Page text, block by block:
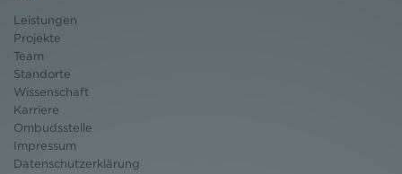
Leistungen
Projekte
Team
Standorte
Wissenschaft
Karriere
Ombudsstelle
Impressum
Datenschutzerklärung